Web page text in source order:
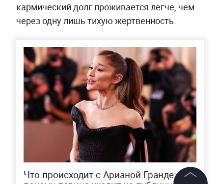
кармический долг проживается легче, чем
через одну лишь тихую жертвенность.
Что происходит с Арианой Гранде: